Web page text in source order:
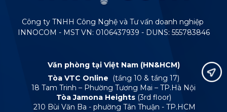
Công ty TNHH Công Nghệ và Tư vấn doanh nghiệp
INNOCOM - MST VN: 0106437939 - DUNS: 555783846
Văn phòng tại Việt Nam (HN&HCM)
Tòa VTC Online
(tầng 10 & tầng 17)
18 Tam Trinh – Phường Tương Mai – TP.Hà Nội
Tòa Jamona Heights (3rd floor)
210 Bùi Văn Ba - phường Tân Thuận - TP.HCM